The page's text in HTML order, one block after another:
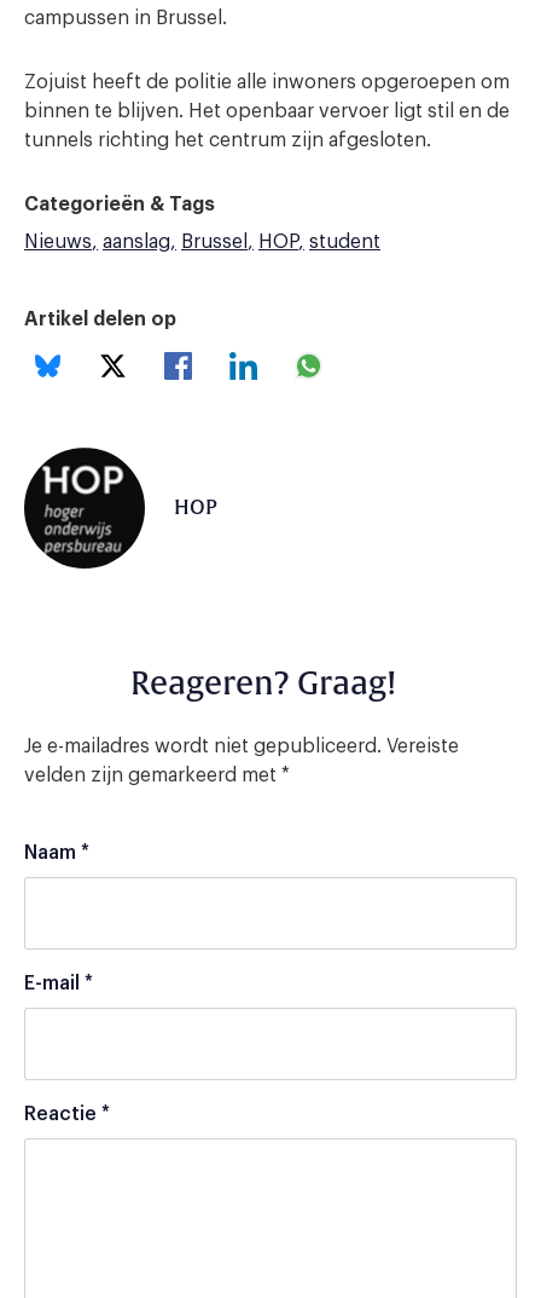
campussen in Brussel.
Zojuist heeft de politie alle inwoners opgeroepen om
binnen te blijven. Het openbaar vervoer ligt stil en de
tunnels richting het centrum zijn afgesloten.
Categorieën & Tags
Nieuws
aanslag Brussel HOP student
Artikel delen op
HOP
Reageren? Graag!
Je e-mailadres wordt niet gepubliceerd. Vereiste
velden zijn gemarkeerd met *
Naam *
E-mail *
Reactie *